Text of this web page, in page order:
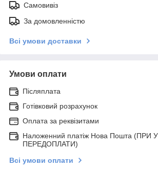
Самовивіз
За домовленністю
Всі умови доставки
Умови оплати
Післяплата
Готівковий розрахунок
Оплата за реквізитами
Наложенний платіж Нова Пошта (ПРИ
ПЕРЕДОПЛАТИ)
Всі умови оплати